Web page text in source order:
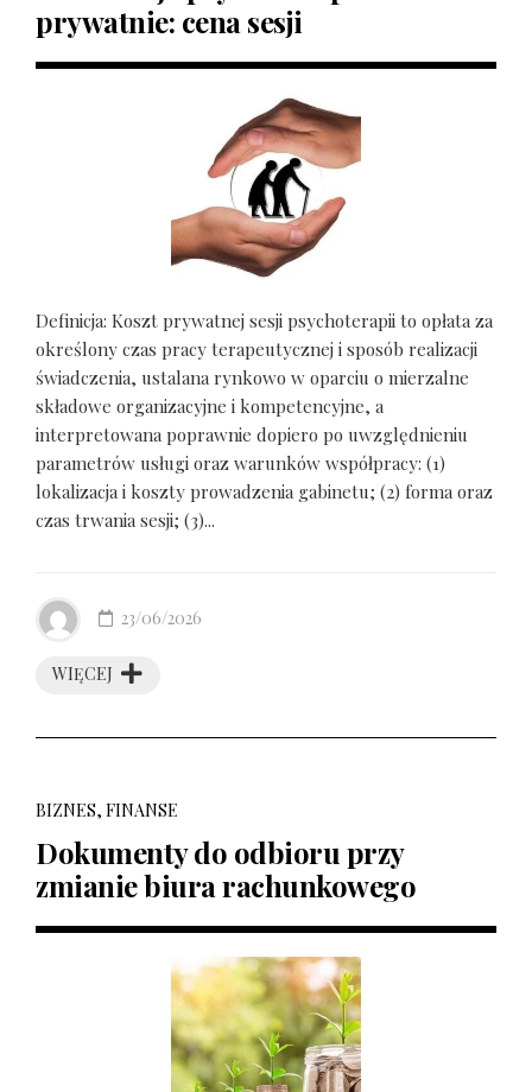
prywatnie: cena sesji
Definicja: Koszt prywatnej sesji psychoterapii to opłata za
określony czas pracy terapeutycznej i sposób realizacji
świadczenia, ustalana rynkowo w oparciu o mierzalne
składowe organizacyjne i kompetencyjne, a
interpretowana poprawnie dopiero po uwzględnieniu
parametrów usługi oraz warunków współpracy: (1)
lokalizacja i koszty prowadzenia gabinetu; (2) forma oraz
czas trwania sesji; (3)...
WIĘCEJ
23/06/2026
BIZNES, FINANSE
Dokumenty do odbioru przy
zmianie biura rachunkowego